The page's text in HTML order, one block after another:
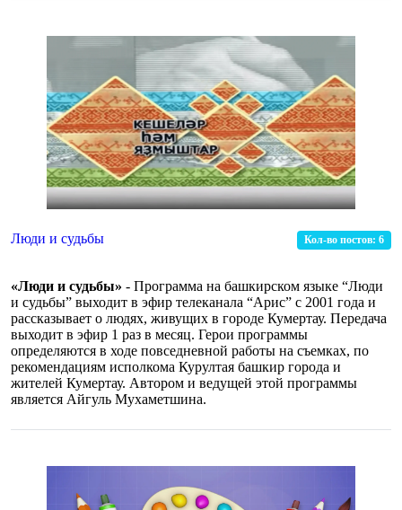
Люди и судьбы Кол-во постов: 6
«Люди и судьбы» - Программа на башкирском языке “Люди
и судьбы” выходит в эфир телеканала “Арис” с 2001 года и
рассказывает о людях, живущих в городе Кумертау. Передача
выходит в эфир 1 раз в месяц. Герои программы
определяются в ходе повседневной работы на съемках, по
рекомендациям исполкома Курултая башкир города и
жителей Кумертау. Автором и ведущей этой программы
является Айгуль Мухаметшина.